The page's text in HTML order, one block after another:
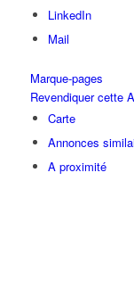
LinkedIn
Mail
Marque-pages
Revendiquer cette
Carte
Annonces
A proximité